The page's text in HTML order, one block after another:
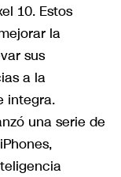
10. Estos
la
sus
a la
integra.
una serie de